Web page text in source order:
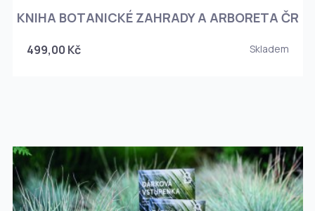
KNIHA BOTANICKÉ ZAHRADY A ARBORETA ČR
499,00 Kč Skladem